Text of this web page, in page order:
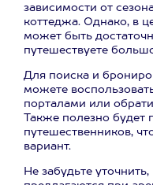
зависимости от
коттеджа. Однако, в
может быть
путешествуете
Для поиска и
можете
порталами или
Также полезно будет
путешественников,
вариант.
Не забудьте